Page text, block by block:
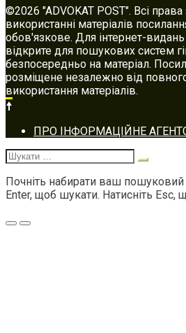
©2026 "ADVOKAT POST". Всі
використанні матеріалів
обов'язкове. Для інтернет-
відкрите для пошукових систем
безпосередньо на матеріал.
розміщене незалежно від
використання матеріалів.
Footer
navigation
ПРО ІНФОРМАЦІЙНЕ
Шукати:
Почніть набирати ваш пошуковий
Enter, щоб шукати. Натисніть Esc,
Меню